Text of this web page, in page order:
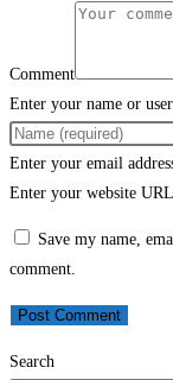
Comment
Enter your name or
Enter your email
Enter your website
Save my name,
comment.
Search